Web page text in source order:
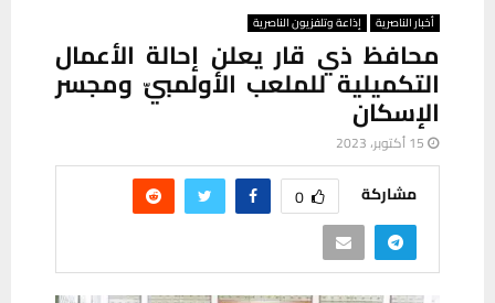
أخبار الناصرية إذاعة وتلفزيون الناصرية
محافظ ذي قار يعلن إحالة الأعمال
التكميلية للملعب الأولمبيّ ومجسر
الإسكان
15 أكتوبر، 2023
مشاركة 0